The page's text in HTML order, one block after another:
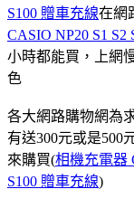
S100 贈車充線在網
CASIO NP20 S1 S2
小時都能買，上網
色
各大網路購物網為
有送300元或是500
來購買(相機充電器
S100 贈車充線)